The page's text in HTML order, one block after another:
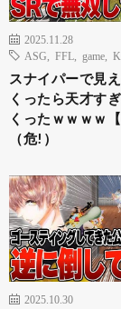
2025.11.28
ASG
FFL game
スナイパーで見
くったら天才す
くったｗｗｗｗ
（危!）
2025.10.30